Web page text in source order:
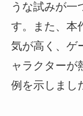
うな試みが一
す。また、本
気が高く、ゲ
ャラクターが
例を示しまし